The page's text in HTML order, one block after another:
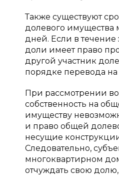
Также существуют
долевого имущества
дней. Если в течение
доли имеет право
другой участник
порядке перевода на
При рассмотрении
собственность на
имуществу
и право общей
несущие
Следовательно,
многоквартирном
отчуждать свою